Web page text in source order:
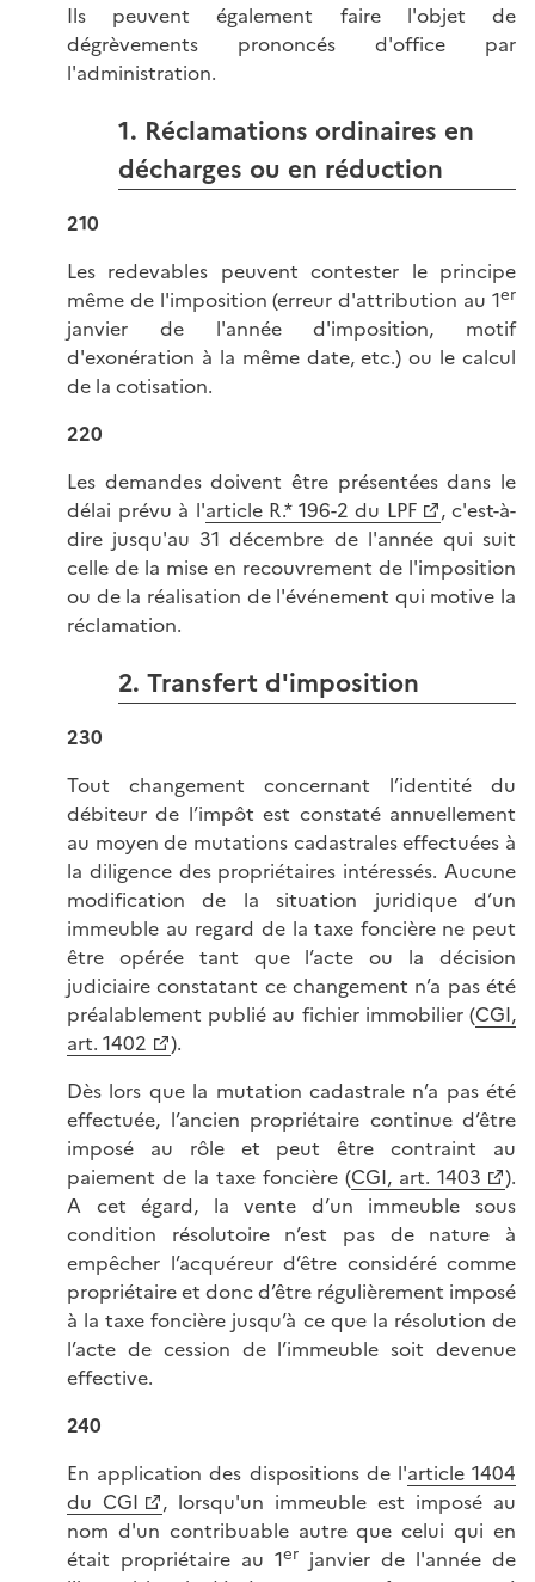
Ils peuvent également faire l'objet de
dégrèvements prononcés d'office par
l'administration.
1. Réclamations ordinaires en
décharges ou en réduction
210
Les redevables peuvent contester le principe
même de l'imposition (erreur d'attribution au 1er
janvier de l'année d'imposition, motif
d'exonération à la même date, etc.) ou le calcul
de la cotisation.
220
Les demandes doivent être présentées dans le
délai prévu à l'article R.* 196-2 du LPF
, c'est-à-
dire jusqu'au 31 décembre de l'année qui suit
celle de la mise en recouvrement de l'imposition
ou de la réalisation de l'événement qui motive la
réclamation.
2. Transfert d'imposition
230
Tout changement concernant l’identité du
débiteur de l’impôt est constaté annuellement
au moyen de mutations cadastrales effectuées à
la diligence des propriétaires intéressés. Aucune
modification de la situation juridique d’un
immeuble au regard de la taxe foncière ne peut
être opérée tant que l’acte ou la décision
judiciaire constatant ce changement n’a pas été
préalablement publié au fichier immobilier (CGI,
art. 1402
).
Dès lors que la mutation cadastrale n’a pas été
effectuée, l’ancien propriétaire continue d’être
imposé au rôle et peut être contraint au
paiement de la taxe foncière (CGI, art. 1403
).
A cet égard, la vente d’un immeuble sous
condition résolutoire n’est pas de nature à
empêcher l’acquéreur d’être considéré comme
propriétaire et donc d’être régulièrement imposé
à la taxe foncière jusqu’à ce que la résolution de
l’acte de cession de l’immeuble soit devenue
effective.
240
En application des dispositions de l'article 1404
du CGI
, lorsqu'un immeuble est imposé au
nom d'un contribuable autre que celui qui en
était propriétaire au 1er janvier de l'année de